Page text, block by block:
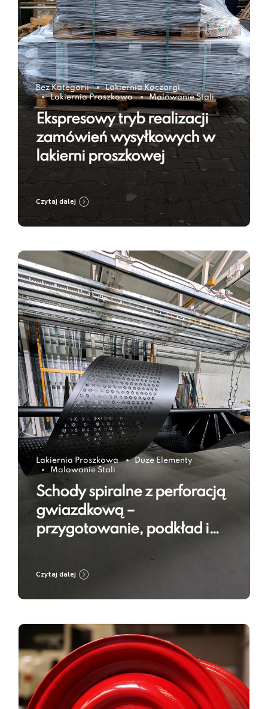
Bez Kategorii
Lakiernia Koczargi
Lakiernia Proszkowa
Malowanie Stali
Ekspresowy tryb realizacji
zamówień wysyłkowych w
lakierni proszkowej
Czytaj dalej
Lakiernia Proszkowa
Duze Elementy
Malowanie Stali
Schody spiralne z perforacją
gwiazdkową –
przygotowanie, podkład i
Czytaj dalej